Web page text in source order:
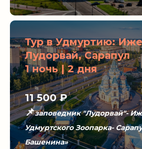
Тур в Удмуртию:
Лудорвай, Сарапул
1 ночь | 2 дня
11 500₽
📌заповедник "Лудорвай"-
Удмуртского Зоопарка-
Башенина»